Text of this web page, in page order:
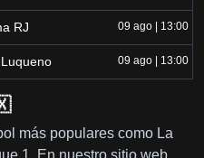
RJ 09 ago | 13:00
09 ago | 13:00
más populares como La
1. En nuestro sitio web